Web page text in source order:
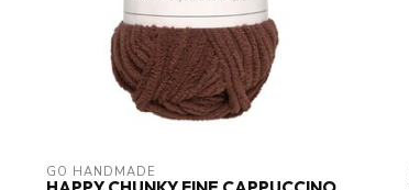
GO HANDMADE